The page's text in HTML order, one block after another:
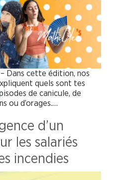
– Dans cette édition, nos
quels sont tes
de canicule, de
ou d’orages.…
d’un
les salariés
incendies